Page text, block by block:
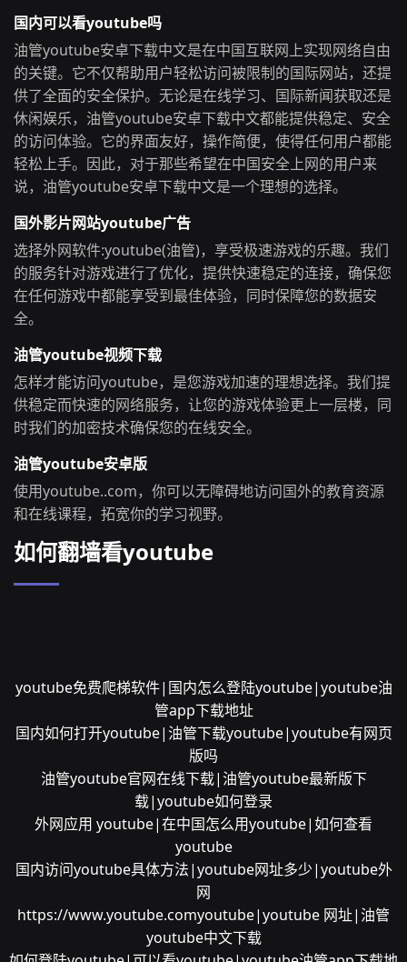
国内可以看youtube吗
油管youtube安卓下载中文是在中国互联网上实现网络自由
的关键。它不仅帮助用户轻松访问被限制的国际网站，还提
供了全面的安全保护。无论是在线学习、国际新闻获取还是
休闲娱乐，油管youtube安卓下载中文都能提供稳定、安全
的访问体验。它的界面友好，操作简便，使得任何用户都能
轻松上手。因此，对于那些希望在中国安全上网的用户来
说，油管youtube安卓下载中文是一个理想的选择。
国外影片网站youtube广告
选择外网软件:youtube(油管)，享受极速游戏的乐趣。我们
的服务针对游戏进行了优化，提供快速稳定的连接，确保您
在任何游戏中都能享受到最佳体验，同时保障您的数据安
全。
油管youtube视频下载
怎样才能访问youtube，是您游戏加速的理想选择。我们提
供稳定而快速的网络服务，让您的游戏体验更上一层楼，同
时我们的加密技术确保您的在线安全。
油管youtube安卓版
使用youtube..com，你可以无障碍地访问国外的教育资源
和在线课程，拓宽你的学习视野。
如何翻墙看youtube
youtube免费爬梯软件|国内怎么登陆youtube|youtube油
管app下载地址
国内如何打开youtube|油管下载youtube|youtube有网页
版吗
油管youtube官网在线下载|油管youtube最新版下
载|youtube如何登录
外网应用 youtube|在中国怎么用youtube|如何查看
youtube
国内访问youtube具体方法|youtube网址多少|youtube外
网
https://www.youtube.comyoutube|youtube 网址|油管
youtube中文下载